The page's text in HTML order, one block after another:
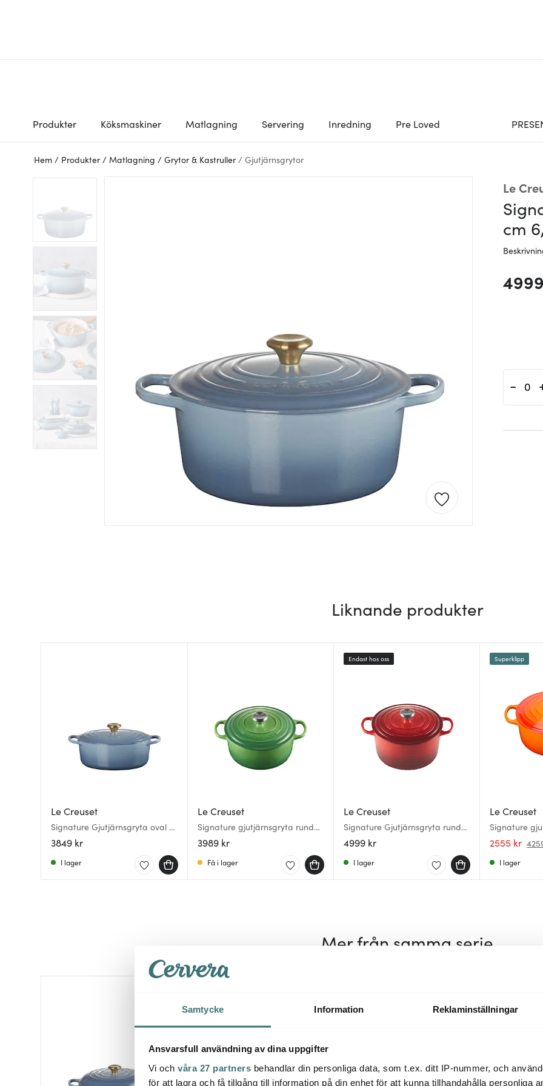
Samtycke Information Reklaminställningar
Ansvarsfull användning av dina uppgifter
Vi och våra 27 partners behandlar din personliga data, som t.ex. ditt IP-nummer, och
för att lagra och få tillgång till information på din enhet för att kunna tillhandahålla personliga
Produkter Köksmaskiner Matlagning Servering Inredning Pre Loved
Hem / Produkter / Matlagning / Grytor & Kastruller / Gjutjärnsgrytor
Le
cm
-
Liknande produkter
Le Creuset
Signature Gjutjärnsgryta oval 27
cm 4,1 L Chambray
3849 kr
I lager
Le Creuset
Signature gjutjärnsgryta rund
24 cm 4,2 L Bamboo Green
3989 kr
Få i lager
Le Creuset
Signature Gjutjärnsgryta rund
26 cm 6,3 L Cerise
4999 kr
Endast hos oss
I lager
Le Creuset
Signature
26 cm 5,3 L
2555 kr
Superklipp
I lager
Mer från samma serie